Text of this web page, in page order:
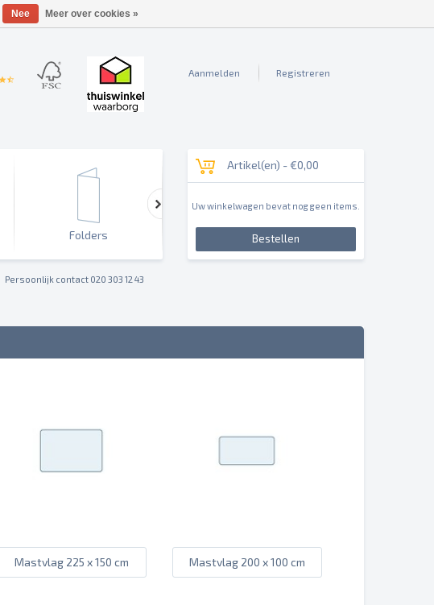
Aanmelden Registreren
Folders Outdoor & Sign
Artikel(en) -€0,00
Uw winkelwagen bevat nog geen items.
Bestellen
Persoonlijk contact 020 303 12 43
Mastvlag 225 x 150 cm Mastvlag 200 x 100 cm
Nee Meer over cookies »